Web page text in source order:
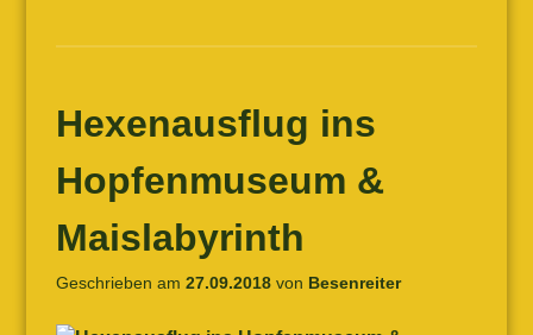
Hexenausflug ins
Hopfenmuseum &
Maislabyrinth
Geschrieben am 27.09.2018von Besenreiter